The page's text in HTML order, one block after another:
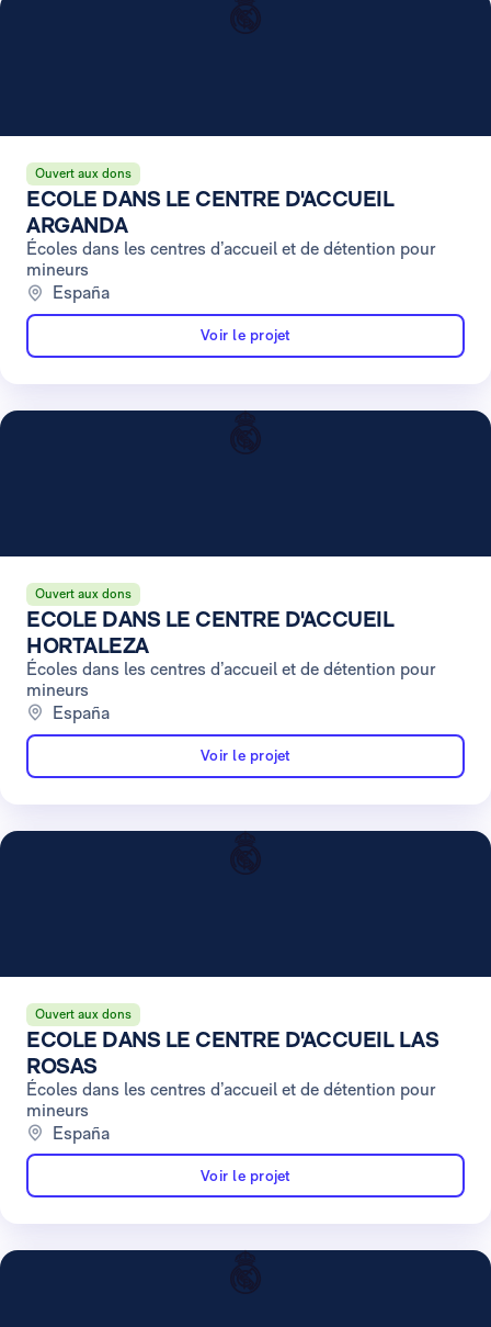
Ouvert aux dons
ECOLE DANS LE CENTRE D'ACCUEIL
ARGANDA
Écoles dans les centres d’accueil et de détention pour
mineurs
España
Voir le projet
Ouvert aux dons
ECOLE DANS LE CENTRE D'ACCUEIL
HORTALEZA
Écoles dans les centres d’accueil et de détention pour
mineurs
España
Voir le projet
Ouvert aux dons
ECOLE DANS LE CENTRE D'ACCUEIL LAS
ROSAS
Écoles dans les centres d’accueil et de détention pour
mineurs
España
Voir le projet